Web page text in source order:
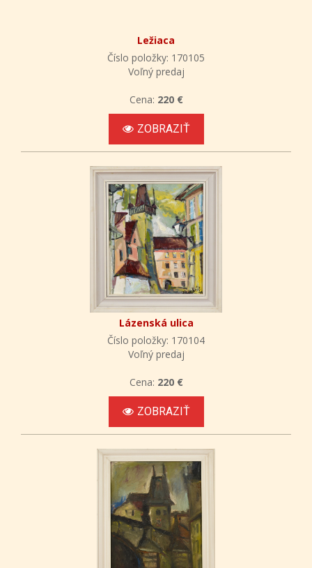
Ležiaca
Číslo položky: 170105
Voľný predaj
Cena: 220 €
ZOBRAZIŤ
Lázenská ulica
Číslo položky: 170104
Voľný predaj
Cena: 220 €
ZOBRAZIŤ